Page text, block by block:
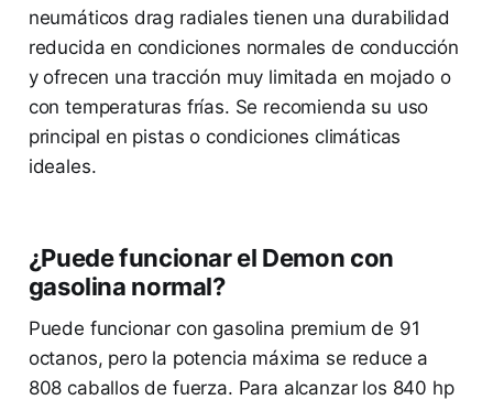
neumáticos drag radiales tienen una durabilidad
reducida en condiciones normales de conducción
y ofrecen una tracción muy limitada en mojado o
con temperaturas frías. Se recomienda su uso
principal en pistas o condiciones climáticas
ideales.
¿Puede funcionar el Demon con
gasolina normal?
Puede funcionar con gasolina premium de 91
octanos, pero la potencia máxima se reduce a
808 caballos de fuerza. Para alcanzar los 840 hp